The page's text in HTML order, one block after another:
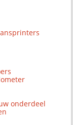
onderdeel